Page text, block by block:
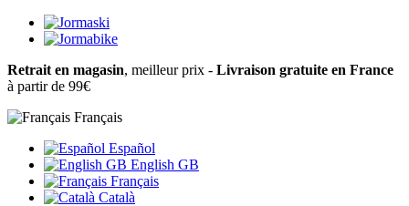
Retrait en magasin, meilleur prix - Livraison gratuite en France
à partir de 99€
Français
Español
English GB
Français
Català